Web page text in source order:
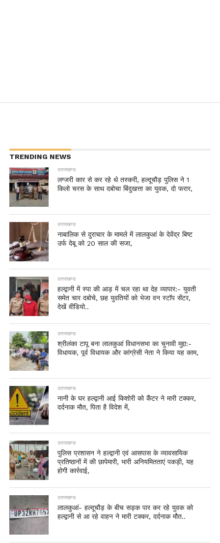
TRENDING NEWS
उत्तराखण्ड
लग्जरी कार से कर रहे थे तस्करी, हल्दूचौड़ पुलिस ने 1
किलो चरस के साथ दबोचा बिंदुखत्ता का युवक, दो फरार,
उत्तराखण्ड
नाबालिक से दुराचार के मामले में लालकुआं के देवेंद्र बिष्ट
उर्फ देबू को 20 साल की सजा,
उत्तराखण्ड
हल्द्वानी में स्पा की आड़ में चल रहा था देह व्यापार:- युवती
समेत चार दबोचे, छह युवतियों को भेजा वन स्टॉप सेंटर,
देखें वीडियो..
उत्तराखण्ड
श्रीलंका टापू बना लालकुआं विधानसभा का चुनावी मुद्दा:-
विधायक, पूर्व विधायक और कांग्रेसी नेता ने किया यह काम,
उत्तराखण्ड
नानी के घर हल्द्वानी आई किशोरी को कैंटर ने मारी टक्कर,
दर्दनाक मौत, पिता है विदेश में,
उत्तराखण्ड
पुलिस प्रशासन ने हल्द्वानी एवं आसपास के व्यावसायिक
प्रतिष्ठानों में की छापेमारी, भारी अनियमितताएं पकड़ी, यह
होगी कार्रवाई,
उत्तराखण्ड
लालकुआं- हल्दूचौड़ के बीच सड़क पार कर रहे युवक को
हल्द्वानी से आ रहे वाहन ने मारी टक्कर, दर्दनाक मौत..